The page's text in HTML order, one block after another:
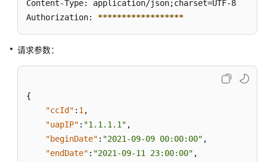
接
检
维
接
口
Content-Type: application/json;charset=UTF-8
Authorization: ******************
请求参数：
{
"ccId" : 1 ,
"uapIP" : "1.1.1.1" ,
"beginDate" : "2021-09-09 00:00:00" ,
"endDate" : "2021-09-11 23:00:00" ,